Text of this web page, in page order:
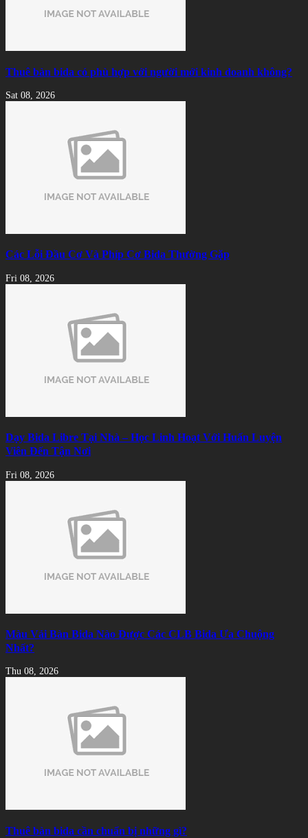
Thuê bàn bida có phù hợp với người mới kinh doanh không?
Sat 08, 2026
Các Lỗi Đầu Cơ Và Phíp Cơ Bida Thường Gặp
Fri 08, 2026
Dạy Bida Libre Tại Nhà – Học Linh Hoạt Với Huấn Luyện
Viên Đến Tận Nơi
Fri 08, 2026
Màu Vải Bàn Bida Nào Được Các CLB Bida Ưa Chuộng
Nhất?
Thu 08, 2026
Thuê bàn bida cần chuẩn bị những gì?